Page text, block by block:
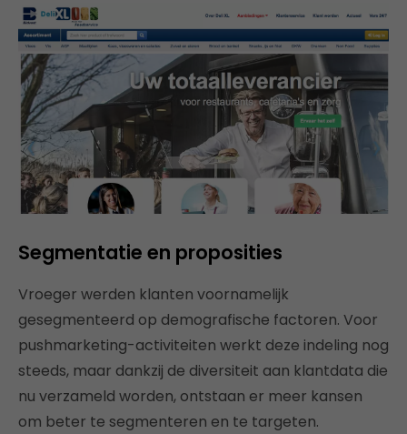
Segmentatie en proposities
Vroeger werden klanten voornamelijk
gesegmenteerd op demografische factoren. Voor
pushmarketing-activiteiten werkt deze indeling nog
steeds, maar dankzij de diversiteit aan klantdata die
nu verzameld worden, ontstaan er meer kansen
om beter te segmenteren en te targeten.